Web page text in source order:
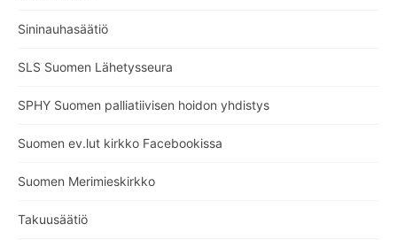
Sininauhasäätiö
SLS Suomen Lähetysseura
SPHY Suomen palliatiivisen hoidon yhdistys
Suomen ev.lut kirkko Facebookissa
Suomen Merimieskirkko
Takuusäätiö